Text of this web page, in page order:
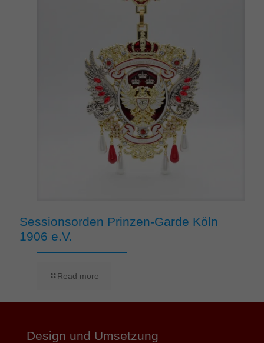
Sessionsorden Prinzen-Garde Köln
1906 e.V.
Read more
Design und Umsetzung